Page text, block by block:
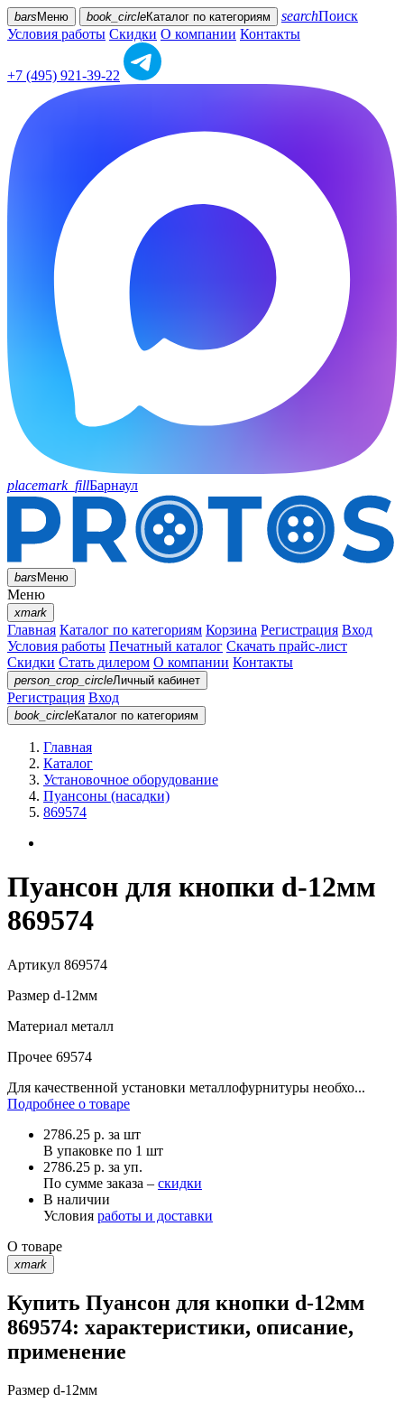
bars Меню book_circleКаталог по категориям searchПоиск
Условия работы Скидки О компании Контакты
+7 (495) 921-39-22
placemark_fillБарнаул
barsМеню
Меню
xmark
Главная Каталог по категориям Корзина Регистрация Вход
Условия работы Печатный каталог Скачать прайс-лист
Скидки Стать дилером О компании Контакты
person_crop_circleЛичный кабинет
Регистрация Вход
book_circleКаталог по категориям
Главная
Каталог
Установочное оборудование
Пуансоны (насадки)
869574
Пуансон для кнопки d-12мм
869574
Артикул 869574
Размер d-12мм
Материал металл
Прочее 69574
Для качественной установки металлофурнитуры необхо...
Подробнее о товаре
2786.25 р. за шт
В упаковке по 1 шт
2786.25 р. за уп.
По сумме заказа – скидки
В наличии
Условия работы и доставки
О товаре
xmark
Купить Пуансон для кнопки d-12мм
869574: характеристики, описание,
применение
Размер d-12мм